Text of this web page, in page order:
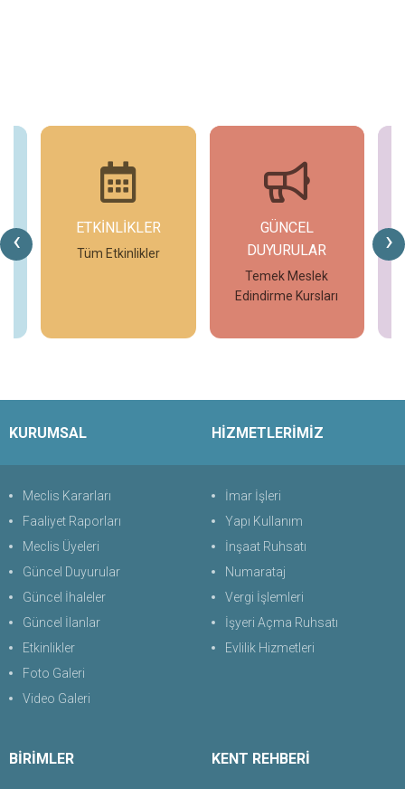
‹ ›
ETKİNLİKLER
Tüm Etkinlikler
GÜNCEL
DUYURULAR
Temek Meslek
Edindirme Kursları
KURUMSAL
Meclis Kararları
Faaliyet Raporları
Meclis Üyeleri
Güncel Duyurular
Güncel İhaleler
Güncel İlanlar
Etkinlikler
Foto Galeri
Video Galeri
HİZMETLERİMİZ
İmar İşleri
Yapı Kullanım
İnşaat Ruhsatı
Numarataj
Vergi İşlemleri
İşyeri Açma Ruhsatı
Evlilik Hizmetleri
BİRİMLER KENT REHBERİ